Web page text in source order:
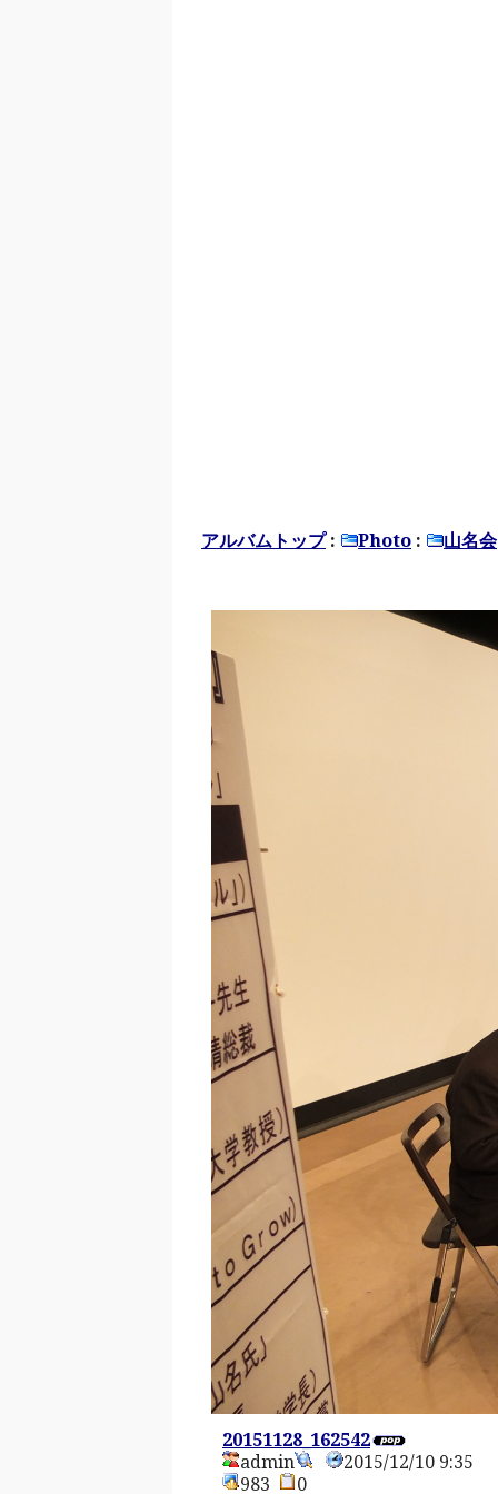
アルバムトップ: Photo : 山名会
20151128_162542
admin
2015/12/10 9:35
983
0